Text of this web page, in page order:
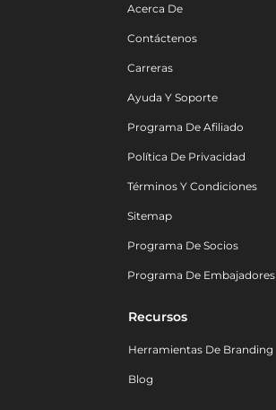
Acerca De
Contáctenos
Carreras
Ayuda Y Soporte
Programa De Afiliado
Política De Privacidad
Términos Y Condiciones
Sitemap
Programa De Socios
Programa De Embajadores
Recursos
Herramientas De Branding
Blog